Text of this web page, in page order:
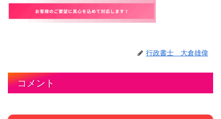
行政書士 大倉雄偉
コメント